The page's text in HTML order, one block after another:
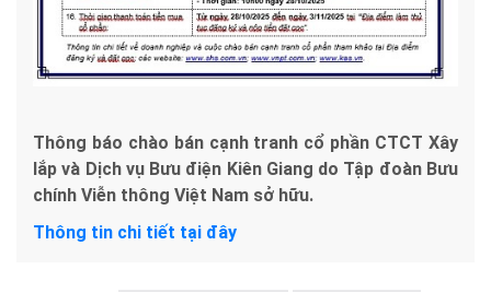
Thông báo chào bán cạnh tranh cổ phần CTCT Xây
lắp và Dịch vụ Bưu điện Kiên Giang do Tập đoàn Bưu
chính Viễn thông Việt Nam sở hữu.
Thông tin chi tiết tại đây